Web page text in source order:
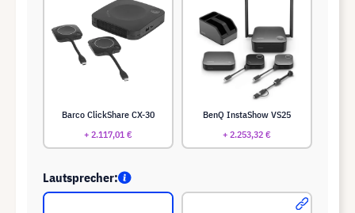
Barco ClickShare CX-30
+ 2.117,01 €
BenQ InstaShow VS25
+ 2.253,32 €
Lautsprecher: